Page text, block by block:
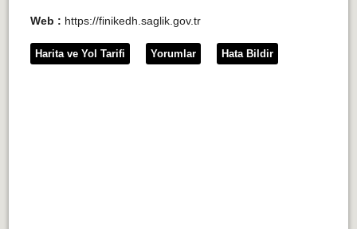
Web : https://finikedh.saglik.gov.tr
Harita ve Yol Tarifi Yorumlar Hata Bildir